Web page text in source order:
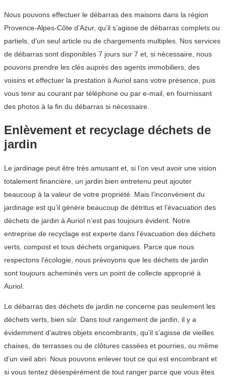
Nous pouvons effectuer le débarras des maisons dans la région
Provence-Alpes-Côte d’Azur, qu’il s’agisse de débarras complets ou
partiels, d’un seul article ou de chargements multiples. Nos services
de débarras sont disponibles 7 jours sur 7 et, si nécessaire, nous
pouvons prendre les clés auprès des agents immobiliers, des
voisins et effectuer la prestation à Auriol sans votre présence, puis
vous tenir au courant par téléphone ou par e-mail, en fournissant
des photos à la fin du débarras si nécessaire.
Enlèvement et recyclage déchets de
jardin
Le jardinage peut être très amusant et, si l’on veut avoir une vision
totalement financière, un jardin bien entretenu peut ajouter
beaucoup à la valeur de votre propriété. Mais l’inconvénient du
jardinage est qu’il génère beaucoup de détritus et l’évacuation des
déchets de jardin à Auriol n’est pas toujours évident. Notre
entreprise de recyclage est experte dans l’évacuation des déchets
verts, compost et tous déchets organiques. Parce que nous
respectons l’écologie, nous prévoyons que les déchets de jardin
sont toujours acheminés vers un point de collecte approprié à
Auriol.
Le débarras des déchets de jardin ne concerne pas seulement les
déchets verts, bien sûr. Dans tout rangement de jardin, il y a
évidemment d’autres objets encombrants, qu’il s’agisse de vieilles
chaises, de terrasses ou de clôtures cassées et pourries, ou même
d’un vieil abri. Nous pouvons enlever tout ce qui est encombrant et
si vous tentez désespérément de tout ranger parce que vous êtes